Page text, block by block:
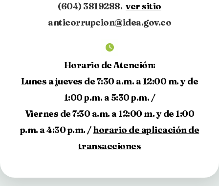
(604) 3819288.ver sitio
anticorrupcion@idea.gov.co
Horario de Atención:
Lunes a jueves de 7:30 a.m. a 12:00 m. y de
1:00 p.m. a 5:30 p.m. /
Viernes de 7:30 a.m. a 12:00 m. y de 1:00
p.m. a 4:30 p.m. /horario de aplicación de
transacciones